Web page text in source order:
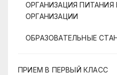
ОРГАНИЗАЦИЯ ПИТАНИЯ
ОРГАНИЗАЦИИ
ОБРАЗОВАТЕЛЬНЫЕ
ПРИЕМ В ПЕРВЫЙ КЛАСС